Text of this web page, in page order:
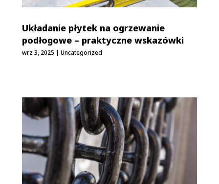
Układanie płytek na ogrzewanie
podłogowe – praktyczne wskazówki
wrz 3, 2025 | Uncategorized